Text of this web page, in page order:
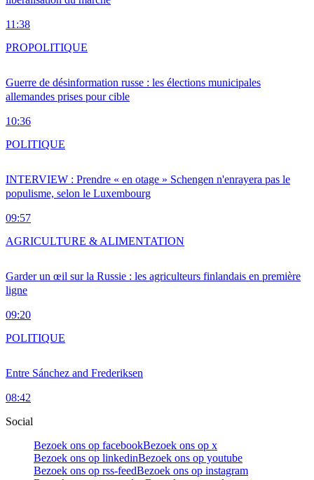
11:38
Guerre de désinformation russe : les élections municipales
allemandes prises pour cible
10:36
PROPOLITIQUE
INTERVIEW : Prendre « en otage » Schengen n'enrayera pas le
populisme, selon le Luxembourg
09:57
POLITIQUE
Garder un œil sur la Russie : les agriculteurs finlandais en première
ligne
09:20
AGRICULTURE & ALIMENTATION
Entre Sánchez and Frederiksen
08:42
POLITIQUE
Social
Bezoek ons op facebookBezoek ons op x
Bezoek ons op linkedinBezoek ons op youtube
Bezoek ons op rss-feedBezoek ons op instagram